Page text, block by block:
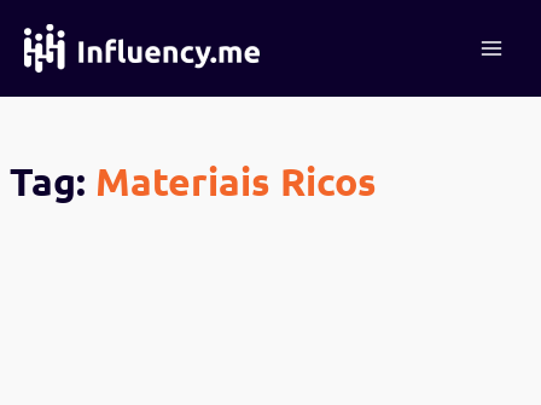
para
conteúdo
Tag: Materiais Ricos